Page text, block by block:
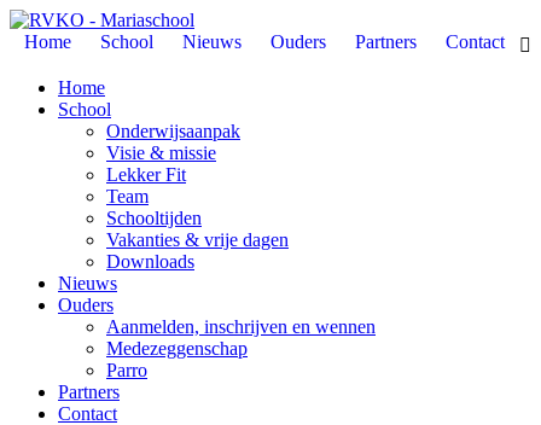
Home School Nieuws Ouders Partners Contact 
Home
School
Onderwijsaanpak
Visie & missie
Lekker Fit
Team
Schooltijden
Vakanties & vrije dagen
Downloads
Nieuws
Ouders
Aanmelden, inschrijven en wennen
Medezeggenschap
Parro
Partners
Contact